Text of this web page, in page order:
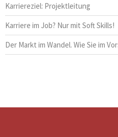
Karriereziel: Projektleitung
Karriere im Job? Nur mit Soft Skills!
Der Markt im Wandel. Wie Sie im